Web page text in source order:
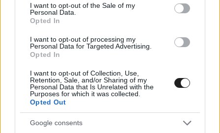
consent section.
I want to opt-out of the Sale of my
Personal Data.
Opted In
I want to opt-out of processing my
Personal Data for Targeted Advertising.
Opted In
I want to opt-out of Collection, Use,
Retention, Sale, and/or Sharing of my
Personal Data that Is Unrelated with the
Purposes for which it was collected.
Opted Out
Google consents
igazán beindítani szezonját
a Hendrick Motorsports autójával, Larson, Bowman és Byron
győzelmei után. A Hendrick istálló elképesztő rajtja négy
Fontanában, Alex Bowman Las Vegasban és William Byron
Atlantában nyert -, így a csapatból már csak Elliott keresi az
első győzelmét a [&hellip;]